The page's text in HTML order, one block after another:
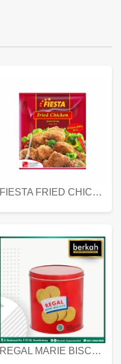
FIESTA FRIED CHICKEN 500 GR
REGAL MARIE BISCUIT KALENG 550 GRAM